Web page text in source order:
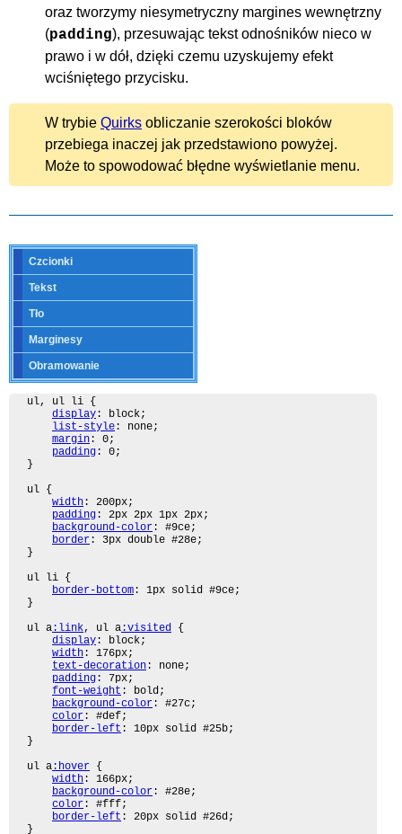
oraz tworzymy niesymetryczny margines wewnętrzny
(padding), przesuwając tekst odnośników nieco w
prawo i w dół, dzięki czemu uzyskujemy efekt
wciśniętego przycisku.
W trybie Quirks obliczanie szerokości bloków
przebiega inaczej jak przedstawiono powyżej.
Może to spowodować błędne wyświetlanie menu.
Czcionki
Tekst
Tło
Marginesy
Obramowanie
ul, ul li {
display : block;
list-style : none;
margin : 0;
padding : 0;
}
ul {
width : 200px;
padding : 2px 2px 1px 2px;
background-color : #9ce;
border : 3px double #28e;
}
ul li {
border-bottom : 1px solid #9ce;
}
ul a :link, ul a :visited {
display : block;
width : 176px;
text-decoration : none;
padding : 7px;
font-weight : bold;
background-color : #27c;
color : #def;
border-left : 10px solid #25b;
}
ul a :hover {
width : 166px;
background-color : #28e;
color : #fff;
border-left : 20px solid #26d;
}